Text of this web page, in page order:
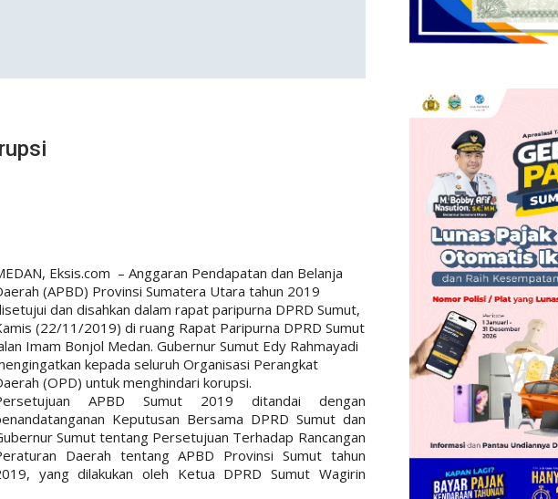
Eksis.com – Anggaran Pendapatan dan Belanja
(APBD) Provinsi Sumatera Utara tahun 2019
dan disahkan dalam rapat paripurna DPRD Sumut,
(22/11/2019) di ruang Rapat Paripurna DPRD Sumut
Imam Bonjol Medan. Gubernur Sumut Edy Rahmayadi
kepada seluruh Organisasi Perangkat
(OPD) untuk menghindari korupsi.
APBD Sumut 2019 ditandai dengan
Keputusan Bersama DPRD Sumut dan
Sumut tentang Persetujuan Terhadap Rancangan
Daerah tentang APBD Provinsi Sumut tahun
yang dilakukan oleh Ketua DPRD Sumut Wagirin